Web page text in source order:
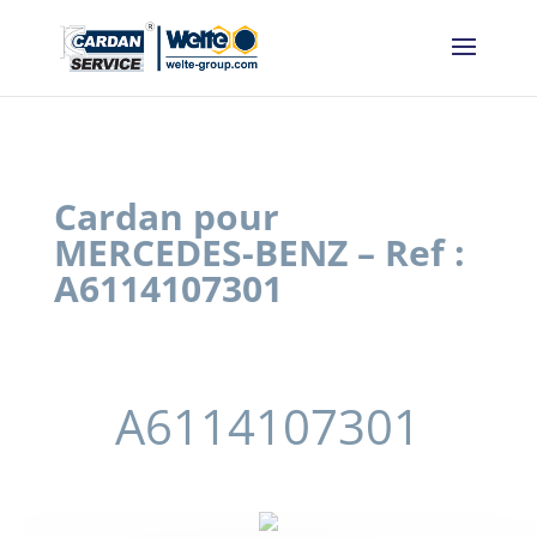
Cardan pour
MERCEDES-BENZ – Ref :
A6114107301
A6114107301